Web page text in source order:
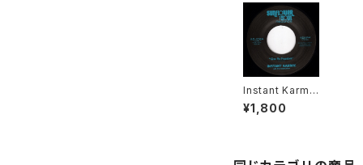
Instant Karma!
- Give Me Fre
edom / Shine
¥1,800